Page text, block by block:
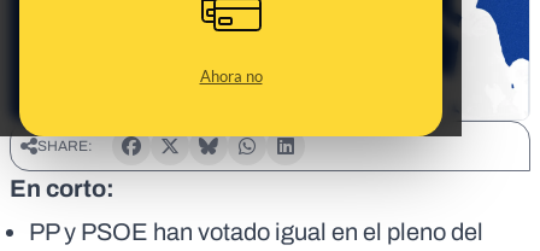
Ahora no
SHARE:
En corto:
PP y PSOE han votado igual en el pleno del